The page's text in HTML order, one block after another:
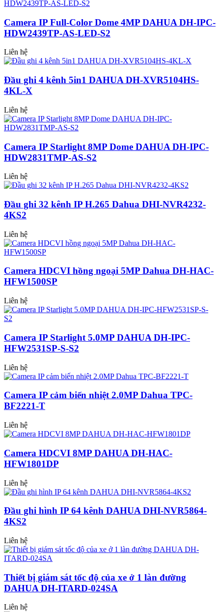
Camera IP Full-Color Dome 4MP DAHUA DH-IPC-
HDW2439TP-AS-LED-S2
Liên hệ
Đầu ghi 4 kênh 5in1 DAHUA DH-XVR5104HS-
4KL-X
Liên hệ
Camera IP Starlight 8MP Dome DAHUA DH-IPC-
HDW2831TMP-AS-S2
Liên hệ
Đầu ghi 32 kênh IP H.265 Dahua DHI-NVR4232-
4KS2
Liên hệ
Camera HDCVI hồng ngoại 5MP Dahua DH-HAC-
HFW1500SP
Liên hệ
Camera IP Starlight 5.0MP DAHUA DH-IPC-
HFW2531SP-S-S2
Liên hệ
Camera IP cảm biến nhiệt 2.0MP Dahua TPC-
BF2221-T
Liên hệ
Camera HDCVI 8MP DAHUA DH-HAC-
HFW1801DP
Liên hệ
Đầu ghi hình IP 64 kênh DAHUA DHI-NVR5864-
4KS2
Liên hệ
Thiết bị giám sát tốc độ của xe ở 1 làn đường
DAHUA DH-ITARD-024SA
Liên hệ